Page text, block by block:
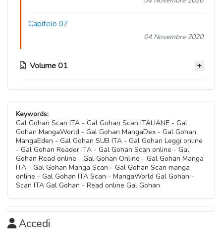
Capitolo 07
04 Novembre 2020
Volume 01
Capitolo 05
04 Novembre 2020
Capitolo 04
04 Novembre 2020
Keywords:
Gal Gohan Scan ITA - Gal Gohan Scan ITALIANE - Gal
Gohan MangaWorld - Gal Gohan MangaDex - Gal Gohan
MangaEden - Gal Gohan SUB ITA - Gal Gohan Leggi online
- Gal Gohan Reader ITA - Gal Gohan Scan online - Gal
Gohan Read online - Gal Gohan Online - Gal Gohan Manga
ITA - Gal Gohan Manga Scan - Gal Gohan Scan manga
online - Gal Gohan ITA Scan - MangaWorld Gal Gohan -
Scan ITA Gal Gohan - Read online Gal Gohan
Accedi